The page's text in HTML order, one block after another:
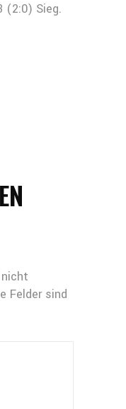
(2:0) Sieg.
Felder sind